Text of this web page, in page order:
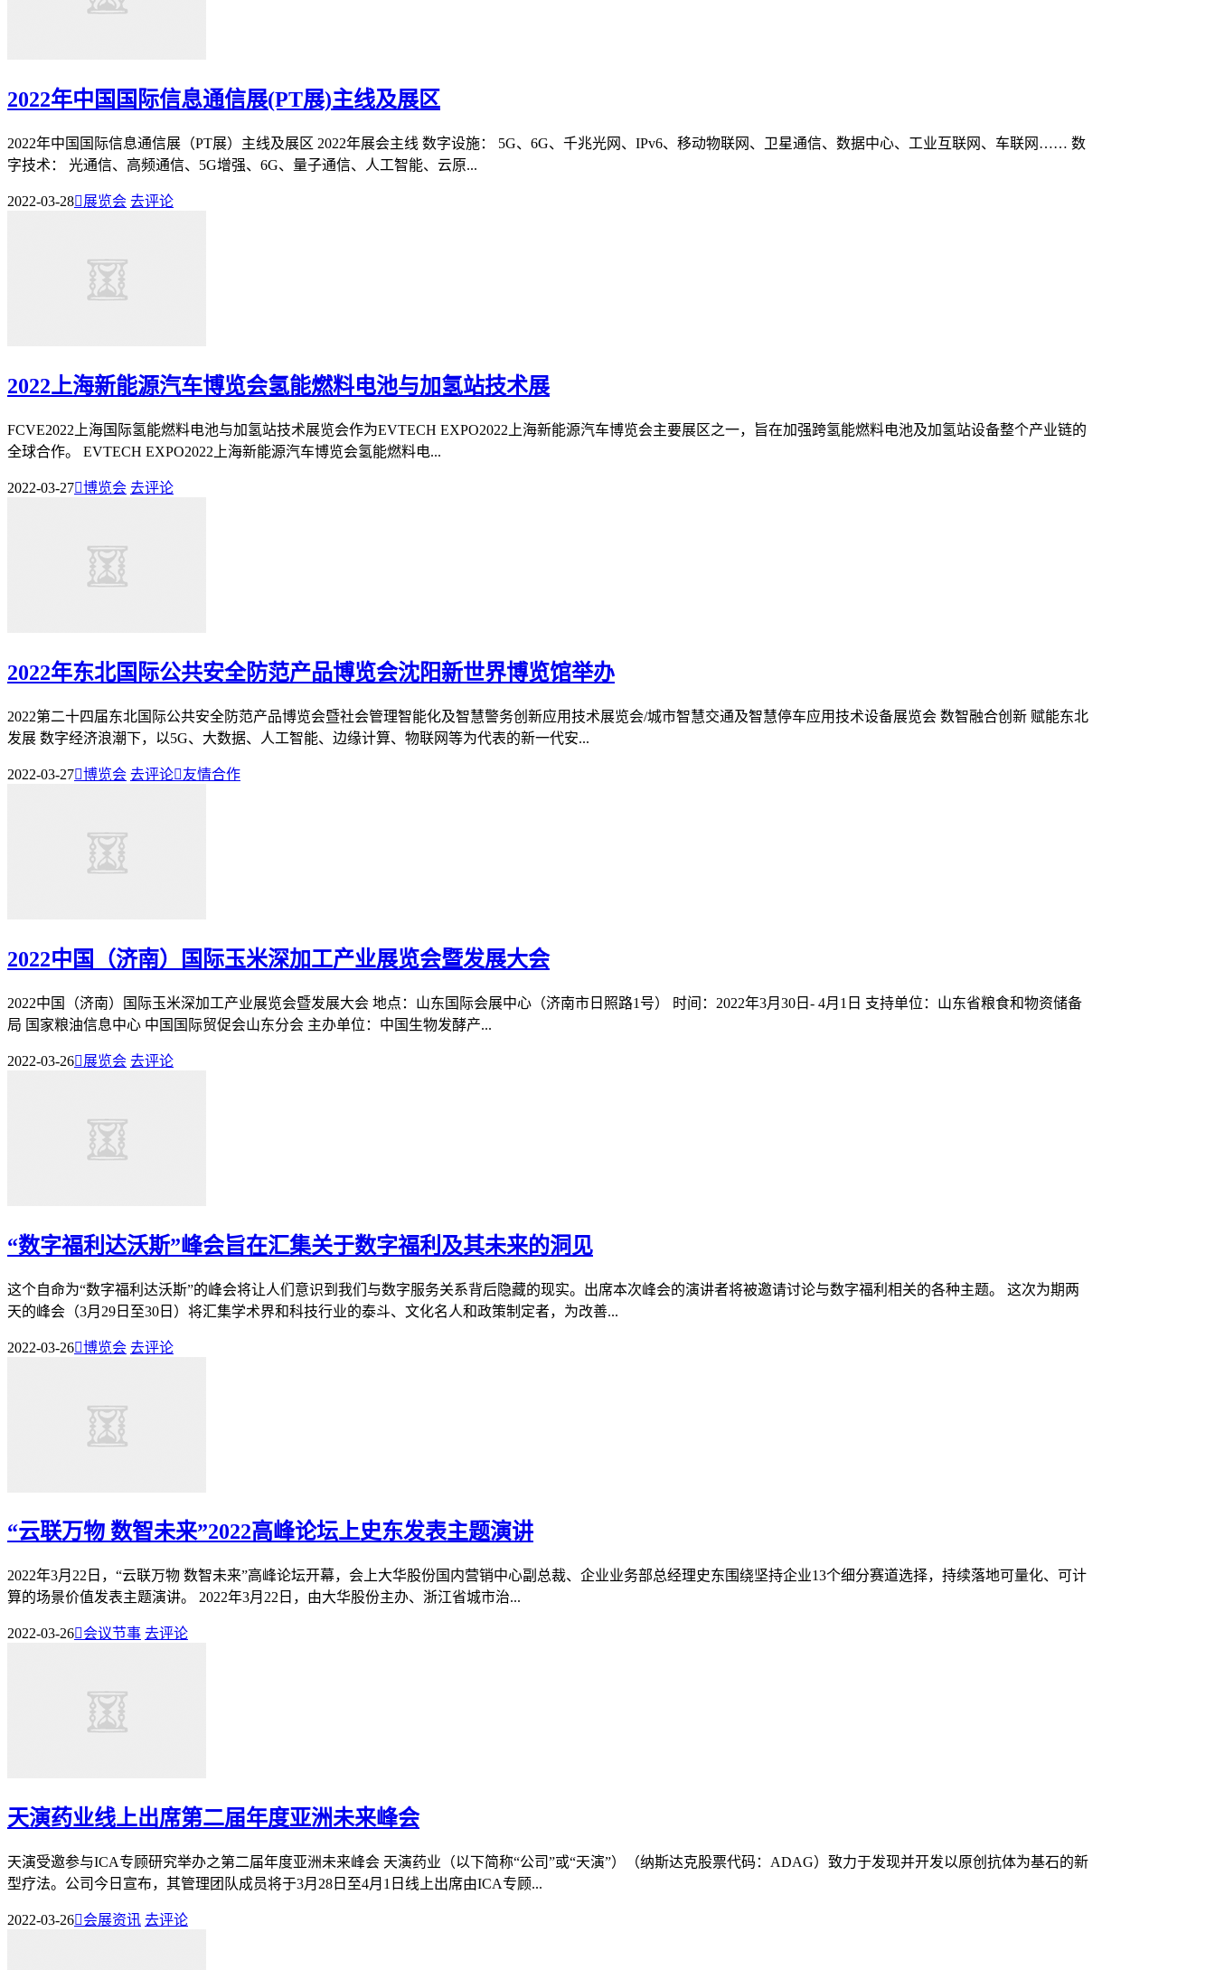
2022年中国国际信息通信展(PT展)主线及展区
2022年中国国际信息通信展（PT展）主线及展区 2022年展会主线 数字设施： 5G、6G、千兆光网、IPv6、移动物联网、卫星通信、数据中心、工业互联网、车联网…… 数
字技术： 光通信、高频通信、5G增强、6G、量子通信、人工智能、云原...
2022-03-28展览会 去评论
2022上海新能源汽车博览会氢能燃料电池与加氢站技术展
FCVE2022上海国际氢能燃料电池与加氢站技术展览会作为EVTECH EXPO2022上海新能源汽车博览会主要展区之一，旨在加强跨氢能燃料电池及加氢站设备整个产业链的
全球合作。 EVTECH EXPO2022上海新能源汽车博览会氢能燃料电...
2022-03-27博览会 去评论
2022年东北国际公共安全防范产品博览会沈阳新世界博览馆举办
2022第二十四届东北国际公共安全防范产品博览会暨社会管理智能化及智慧警务创新应用技术展览会/城市智慧交通及智慧停车应用技术设备展览会 数智融合创新 赋能东北
发展 数字经济浪潮下，以5G、大数据、人工智能、边缘计算、物联网等为代表的新一代安...
2022-03-27博览会 去评论友情合作
2022中国（济南）国际玉米深加工产业展览会暨发展大会
2022中国（济南）国际玉米深加工产业展览会暨发展大会 地点：山东国际会展中心（济南市日照路1号） 时间：2022年3月30日- 4月1日 支持单位：山东省粮食和物资储备
局 国家粮油信息中心 中国国际贸促会山东分会 主办单位：中国生物发酵产...
2022-03-26展览会 去评论
“数字福利达沃斯”峰会旨在汇集关于数字福利及其未来的洞见
这个自命为“数字福利达沃斯”的峰会将让人们意识到我们与数字服务关系背后隐藏的现实。出席本次峰会的演讲者将被邀请讨论与数字福利相关的各种主题。 这次为期两
天的峰会（3月29日至30日）将汇集学术界和科技行业的泰斗、文化名人和政策制定者，为改善...
2022-03-26博览会 去评论
“云联万物 数智未来”2022高峰论坛上史东发表主题演讲
2022年3月22日，“云联万物 数智未来”高峰论坛开幕，会上大华股份国内营销中心副总裁、企业业务部总经理史东围绕坚持企业13个细分赛道选择，持续落地可量化、可计
算的场景价值发表主题演讲。 2022年3月22日，由大华股份主办、浙江省城市治...
2022-03-26会议节事 去评论
天演药业线上出席第二届年度亚洲未来峰会
天演受邀参与ICA专顾研究举办之第二届年度亚洲未来峰会 天演药业（以下简称“公司”或“天演”）（纳斯达克股票代码：ADAG）致力于发现并开发以原创抗体为基石的新
型疗法。公司今日宣布，其管理团队成员将于3月28日至4月1日线上出席由ICA专顾...
2022-03-26会展资讯 去评论